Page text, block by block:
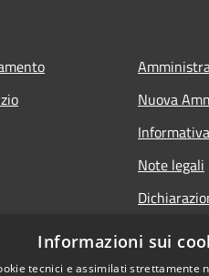
Nuova
Note legali
Informazioni sui
tecnici e assimilati strettamente